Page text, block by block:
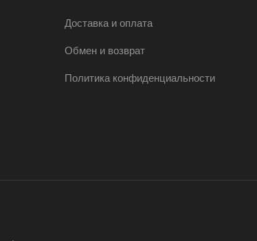
Доставка и оплата
Обмен и возврат
Политика конфиденциальности